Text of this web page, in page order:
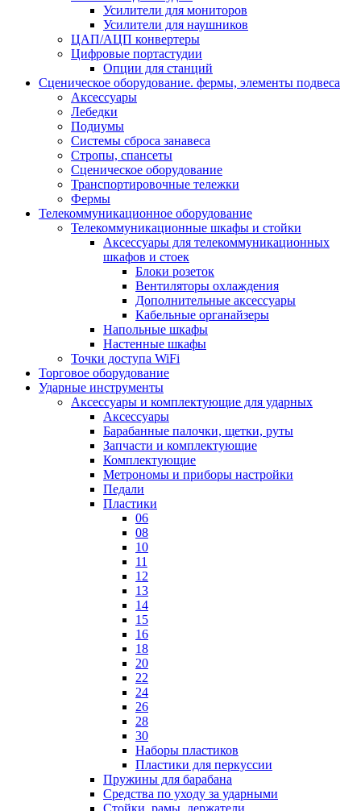
Усилители для мониторов
Усилители для наушников
ЦАП/АЦП конвертеры
Цифровые портастудии
Опции для станций
Сценическое оборудование. фермы, элементы подвеса
Аксессуары
Лебедки
Подиумы
Системы сброса занавеса
Стропы, спансеты
Сценическое оборудование
Транспортировочные тележки
Фермы
Телекоммуникационное оборудование
Телекоммуникационные шкафы и стойки
Аксессуары для телекоммуникационных
шкафов и стоек
Блоки розеток
Вентиляторы охлаждения
Дополнительные аксессуары
Кабельные органайзеры
Напольные шкафы
Настенные шкафы
Точки доступа WiFi
Торговое оборудование
Ударные инструменты
Аксессуары и комплектующие для ударных
Аксессуары
Барабанные палочки, щетки, руты
Запчасти и комплектующие
Комплектующие
Метрономы и приборы настройки
Педали
Пластики
06
08
10
11
12
13
14
15
16
18
20
22
24
26
28
30
Наборы пластиков
Пластики для перкуссии
Пружины для барабана
Средства по уходу за ударными
Стойки, рамы, держатели